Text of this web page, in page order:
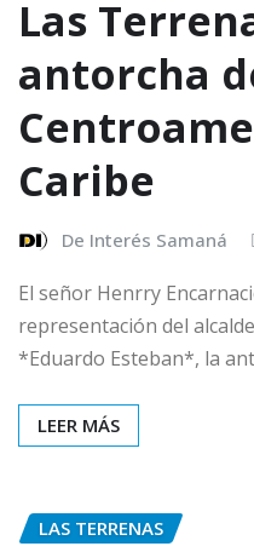
Las
antorcha
Caribe
De Interés Samaná
El señor Henrry
representación del
*Eduardo Esteban*, la
LEER MÁS
LAS TERRENAS